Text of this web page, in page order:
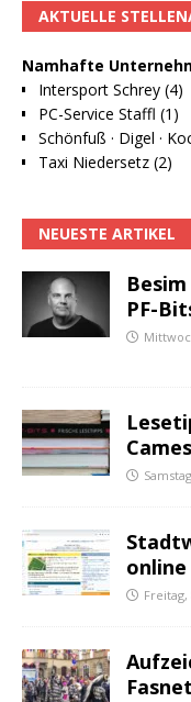
AKTUELLE
Namhafte
Intersport Schrey (4)
PC-Service Staffl (1)
Schönfuß · Digel ·
Taxi Niedersetz (2)
NEUESTE ARTIKEL
PF-
Cames
online
Freitag,